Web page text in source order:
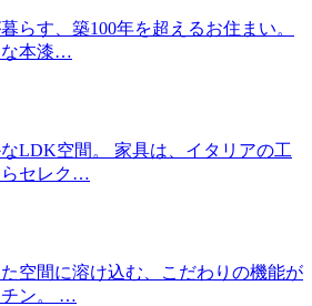
らす、築100年を超えるお住まい。
な本漆…
LDK空間。 家具は、イタリアの工
らセレク…
空間に溶け込む、こだわりの機能が
チン。 …